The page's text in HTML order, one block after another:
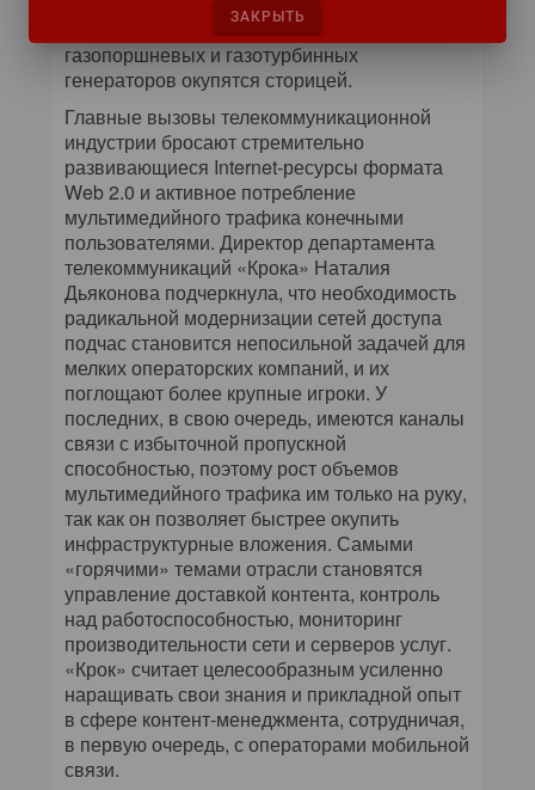
по продвижению энергоцентров на базе
газопоршневых и газотурбинных
генераторов окупятся сторицей.
Главные вызовы телекоммуникационной
индустрии бросают стремительно
развивающиеся Internet-ресурсы формата
Web 2.0 и активное потребление
мультимедийного трафика конечными
пользователями. Директор департамента
телекоммуникаций «Крока» Наталия
Дьяконова подчеркнула, что необходимость
радикальной модернизации сетей доступа
подчас становится непосильной задачей для
мелких операторских компаний, и их
поглощают более крупные игроки. У
последних, в свою очередь, имеются каналы
связи с избыточной пропускной
способностью, поэтому рост объемов
мультимедийного трафика им только на руку,
так как он позволяет быстрее окупить
инфраструктурные вложения. Самыми
«горячими» темами отрасли становятся
управление доставкой контента, контроль
над работоспособностью, мониторинг
производительности сети и серверов услуг.
«Крок» считает целесообразным усиленно
наращивать свои знания и прикладной опыт
в сфере контент-менеджмента, сотрудничая,
в первую очередь, с операторами мобильной
связи.
ЗАКРЫТЬ